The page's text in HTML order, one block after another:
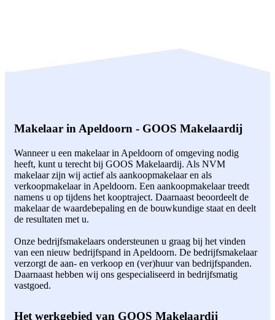
Makelaar in Apeldoorn - GOOS Makelaardij
Wanneer u een makelaar in Apeldoorn of omgeving nodig
heeft, kunt u terecht bij GOOS Makelaardij. Als NVM
makelaar zijn wij actief als aankoopmakelaar en als
verkoopmakelaar in Apeldoorn. Een aankoopmakelaar treedt
namens u op tijdens het kooptraject. Daarnaast beoordeelt de
makelaar de waardebepaling en de bouwkundige staat en deelt
de resultaten met u.
Onze bedrijfsmakelaars ondersteunen u graag bij het vinden
van een nieuw bedrijfspand in Apeldoorn. De bedrijfsmakelaar
verzorgt de aan- en verkoop en (ver)huur van bedrijfspanden.
Daarnaast hebben wij ons gespecialiseerd in bedrijfsmatig
vastgoed.
Het werkgebied van GOOS Makelaardij